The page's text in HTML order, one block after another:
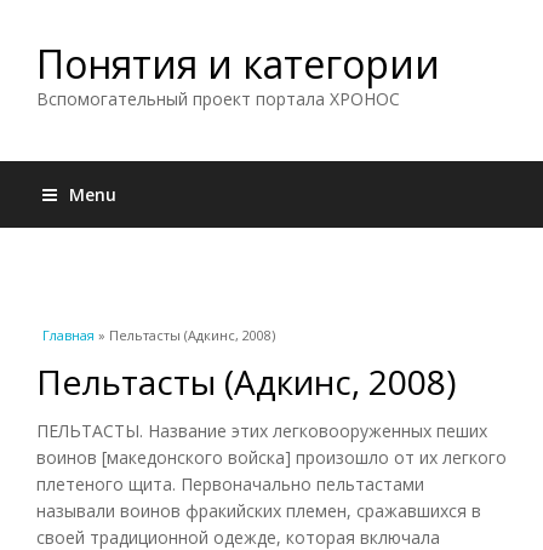
Понятия и категории
Вспомогательный проект портала ХРОНОС
Menu
Вы здесь
Главная » Пельтасты (Адкинс, 2008)
Пельтасты (Адкинс, 2008)
ПЕЛЬТАСТЫ. Название этих легковооруженных пеших
воинов [македонского войска] произошло от их легкого
плетеного щита. Первоначально пельтастами
называли воинов фракийских племен, сражавшихся в
своей традиционной одежде, которая включала